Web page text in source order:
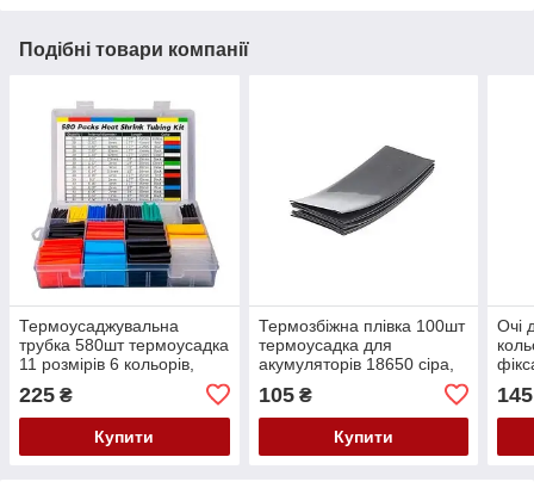
Подібні товари компанії
Термоусаджувальна
трубка 580шт термоусадка
11 розмірів 6 кольорів,
225 ₴
Купити
Термозбіжна плівка 100шт
термоусадка для
акумуляторів 18650 сіра,
105₴
Купити
Очі
145